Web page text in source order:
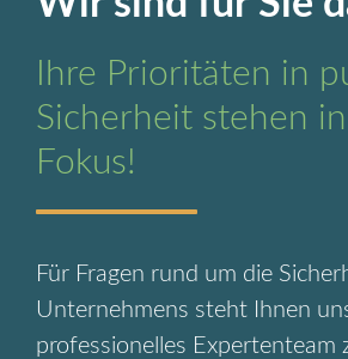
Ihre Prioritäten in
Sicherheit stehen
Fokus!
Für Fragen rund um die
Unternehmens steht Ihnen
professionelles Expertenteam